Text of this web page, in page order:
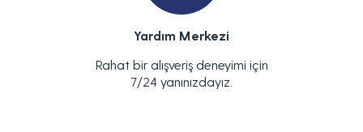
Yardım Merkezi
Rahat bir alışveriş deneyimi için
7/24 yanınızdayız.